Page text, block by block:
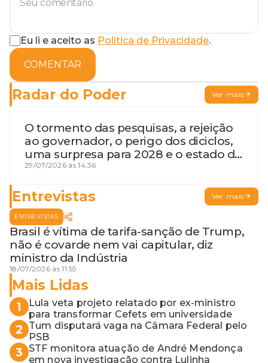
Eu li e aceito as Política de Privacidade.
COMENTAR
Radar do Poder Ver mais
O tormento das pesquisas, a rejeição
ao governador, o perigo dos diciclos,
uma surpresa para 2028 e o estado de
terceira guerra mundial
29/07/2026 às 14:36
Entrevistas Ver mais
ENTREVISTAS
Brasil é vítima de tarifa-sanção de Trump,
não é covarde nem vai capitular, diz
ministro da Indústria
18/07/2026 às 11:55
Mais Lidas
1
Lula veta projeto relatado por ex-ministro
para transformar Cefets em universidade
2
Tum disputará vaga na Câmara Federal pelo
PSB
3
STF monitora atuação de André Mendonça
em nova investigação contra Lulinha